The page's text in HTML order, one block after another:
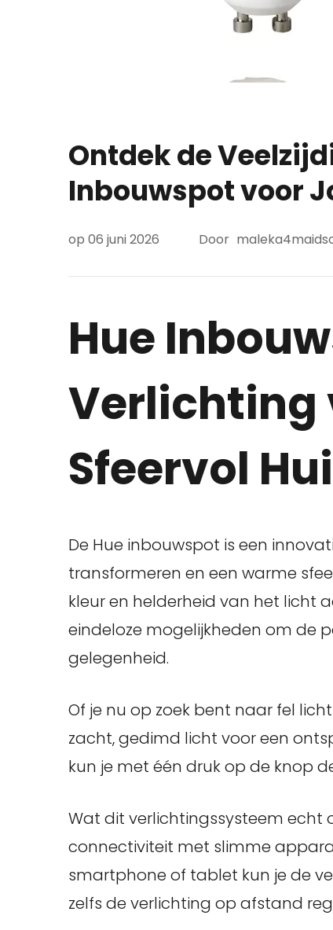
Ontdek de
Inbouwspot voor
op 06 juni 2026 Door
Hue
Verlichting
Sfeervol
De Hue inbouwspot is een
transformeren en een warme
kleur en helderheid van het licht
eindeloze mogelijkheden om de
gelegenheid.
Of je nu op zoek bent naar fel
zacht, gedimd licht voor een
kun je met één druk op de knop
Wat dit verlichtingssysteem echt
connectiviteit met slimme
smartphone of tablet kun je de
zelfs de verlichting op afstand